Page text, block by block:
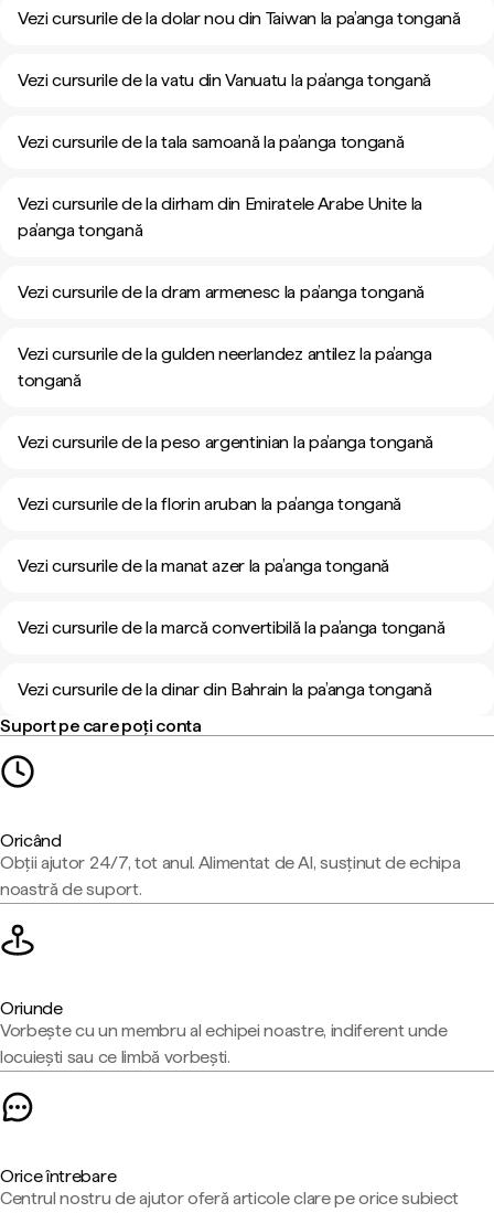
Vezi cursurile de la dolar nou din Taiwan la pa’anga tongană
Vezi cursurile de la vatu din Vanuatu la pa’anga tongană
Vezi cursurile de la tala samoană la pa’anga tongană
Vezi cursurile de la dirham din Emiratele Arabe Unite la
pa’anga tongană
Vezi cursurile de la dram armenesc la pa’anga tongană
Vezi cursurile de la gulden neerlandez antilez la pa’anga
tongană
Vezi cursurile de la peso argentinian la pa’anga tongană
Vezi cursurile de la florin aruban la pa’anga tongană
Vezi cursurile de la manat azer la pa’anga tongană
Vezi cursurile de la marcă convertibilă la pa’anga tongană
Vezi cursurile de la dinar din Bahrain la pa’anga tongană
Suport pe care poți conta
Oricând
Obții ajutor 24/7, tot anul. Alimentat de AI, susținut de echipa
noastră de suport.
Oriunde
Vorbește cu un membru al echipei noastre, indiferent unde
locuiești sau ce limbă vorbești.
Orice întrebare
Centrul nostru de ajutor oferă articole clare pe orice subiect